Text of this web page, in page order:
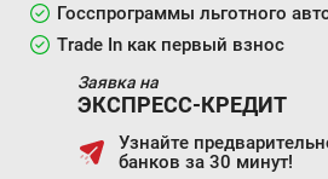
Госспрограммы льготного
Trade In как первый взнос
Заявка на
ЭКСПРЕСС-КРЕДИТ
Узнайте
банков за 30 минут!